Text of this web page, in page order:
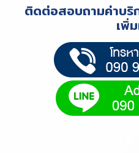
ติดต่อสอบถามค่าบริ
เพิ่